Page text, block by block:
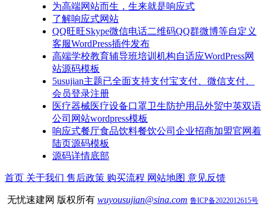
为高端网站而生，生来就是响应式
了解响应式网站
QQ旺旺Skype微信电话二维码QQ群微博等自定义
客服WordPress插件发布
高端学校教育辅导班培训机构自适应WordPress网
站源码模板
5usujian主题已全面支持支付宝支付、微信支付、
会员登录注册
医疗器械医疗设备口罩卫生防护用品外贸中英双语
公司网站wordpress模板
响应式餐厅食品饮料餐饮公司企业招商加盟官网着
陆页源码模板
源码详情底部
首页 关于我们 售后政策 购买流程 网站地图 意见反馈
无忧速建网 版权所有 wuyousujian@sina.com 鲁ICP备2022012615号